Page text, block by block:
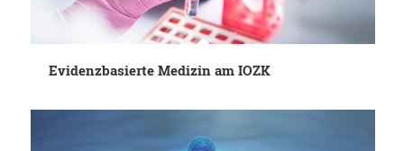
Evidenzbasierte Medizin am IOZK